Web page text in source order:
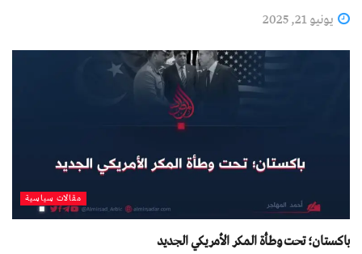
يونيو 21, 2025
مقالات سياسية
باكستان؛ تحت وطأة المكر الأمريكي الجديد